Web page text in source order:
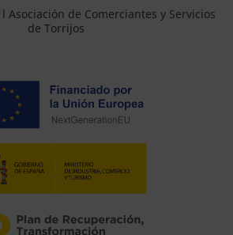
l Asociación de Comerciantes y Servicios
de Torrijos